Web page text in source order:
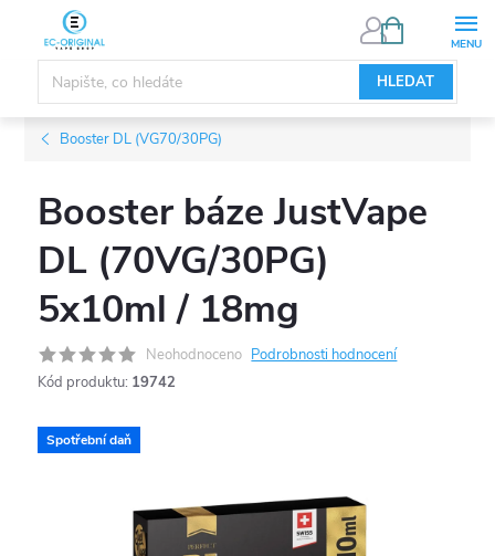
obsah
HLEDAT
NÁKUPNÍ
Booster DL (VG70/30PG)
Booster báze JustVape
DL (70VG/30PG)
5x10ml / 18mg
Neohodnoceno Podrobnosti hodnocení
Kód produktu: 19742
Spotřební daň